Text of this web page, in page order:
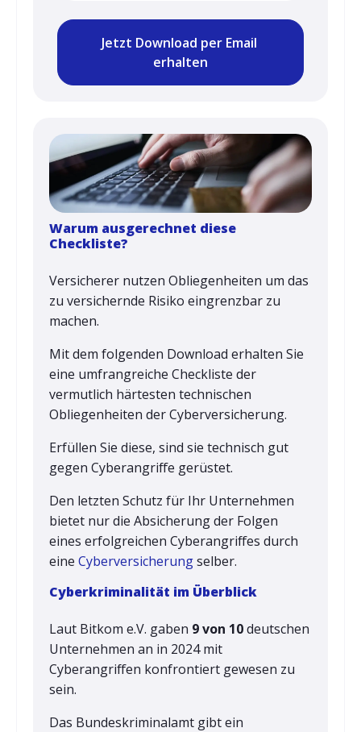
Warum ausgerechnet diese
Checkliste?
Versicherer nutzen Obliegenheiten um das
zu versichernde Risiko eingrenzbar zu
machen.
Mit dem folgenden Download erhalten Sie
eine umfrangreiche Checkliste der
vermutlich härtesten technischen
Obliegenheiten der Cyberversicherung.
Erfüllen Sie diese, sind sie technisch gut
gegen Cyberangriffe gerüstet.
Den letzten Schutz für Ihr Unternehmen
bietet nur die Absicherung der Folgen
eines erfolgreichen Cyberangriffes durch
eine Cyberversicherungselber.
Cyberkriminalität im Überblick
Laut Bitkom e.V. gaben 9 von 10deutschen
Unternehmen an in 2024 mit
Cyberangriffen konfrontiert gewesen zu
sein.
Das Bundeskriminalamt gibt ein